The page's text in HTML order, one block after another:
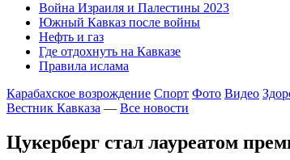
Война Израиля и Палестины 2023
Южный Кавказ после войны
Нефть и газ
Где отдохнуть на Кавказе
Правила ислама
Карабахское возрождение Спорт Фото Видео
Вестник Кавказа — Все новости
Цукерберг стал лауреатом